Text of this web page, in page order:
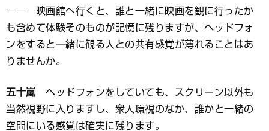
―― 映画館へ行くと、誰と一緒に映画を観に行ったか
も含めて体験そのものが記憶に残りますが、ヘッドフォ
ンをすると一緒に観る人との共有感覚が薄れることはあ
りませんか。
五十嵐 ヘッドフォンをしていても、スクリーン以外も
当然視野に入りますし、衆人環視のなか、誰かと一緒の
空間にいる感覚は確実に残ります。